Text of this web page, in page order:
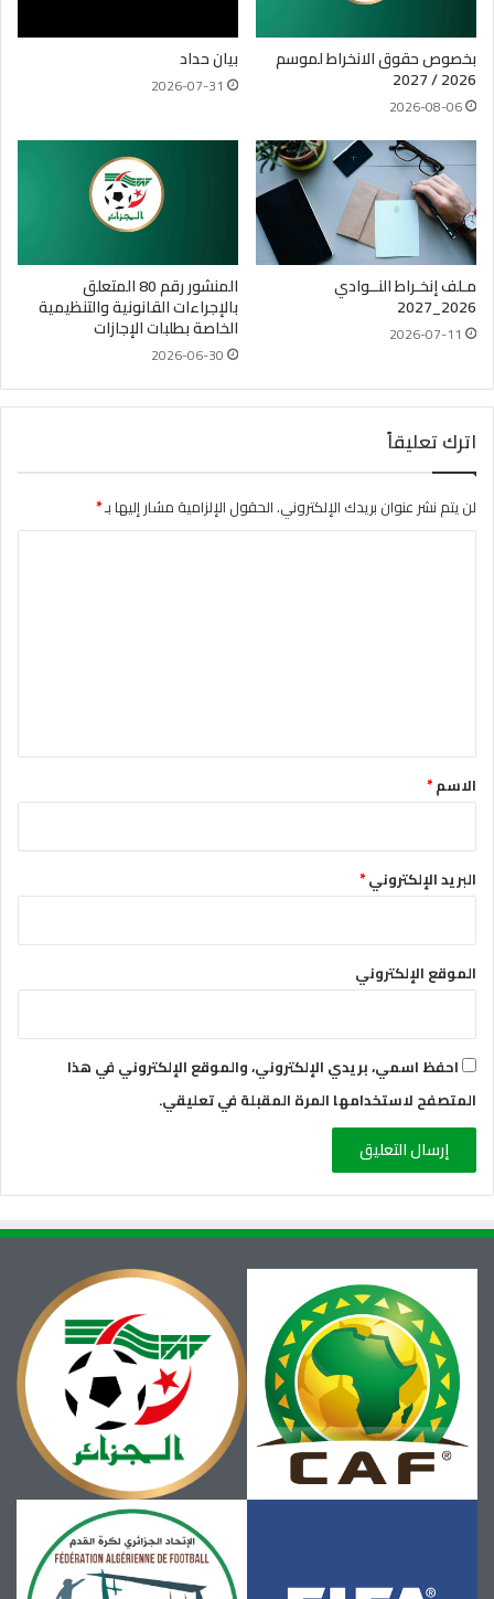
بخصوص حقوق الانخراط لموسم
2026 / 2027
2026-08-06
بيان حداد
2026-07-31
مـلف إنخـراط النــوادي
2026_2027
2026-07-11
المنشور رقم 80 المتعلق
بالإجراءات القانونية والتنظيمية
الخاصة بطلبات الإجازات
2026-06-30
اترك تعليقاً
لن يتم نشر عنوان بريدك الإلكتروني.الحقول الإلزامية مشار إليها بـ*
*الاسم*
البريد الإلكتروني*
الموقع الإلكتروني
احفظ اسمي، بريدي الإلكتروني، والموقع الإلكتروني في هذا
المتصفح لاستخدامها المرة المقبلة في تعليقي.